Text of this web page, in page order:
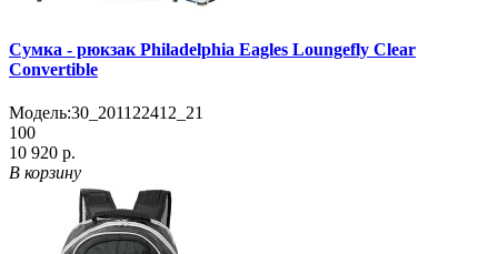
Сумка - рюкзак Philadelphia Eagles Loungefly Clear
Convertible
Модель:30_201122412_21
100
10 920 р.
В корзину